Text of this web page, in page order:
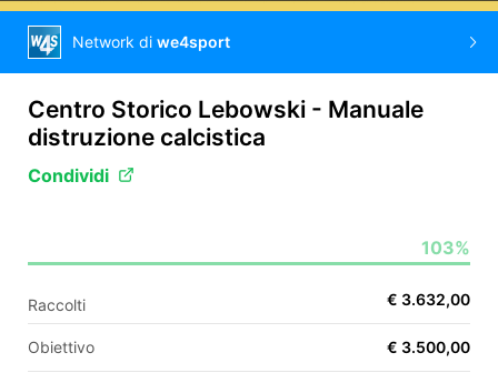
IT
FR
ES
Network di we4sport
Centro Storico Lebowski - Manuale
distruzione calcistica
Condividi
103%
Raccolti € 3.632,00
Obiettivo € 3.500,00